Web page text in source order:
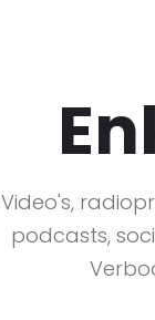
Video's,
podcasts,